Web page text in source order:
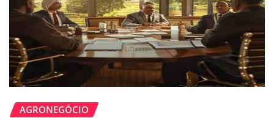
AGRONEGÓCIO